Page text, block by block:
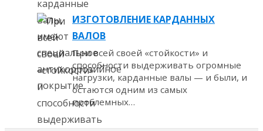
ИЗГОТОВЛЕНИЕ КАРДАННЫХ
ВАЛОВ
При всей своей «стойкости» и
способности выдерживать огромные
нагрузки, карданные валы — и были, и
остаются одним из самых
проблемных…